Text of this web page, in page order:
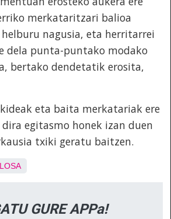
merkataritzari balioa
nagusia, eta herritarrei
dela punta-puntako modako
bertako dendetatik erosita,
eta baita merkatariak ere
egitasmo honek izan duen
txiki geratu baitzen.
GURE APPa!